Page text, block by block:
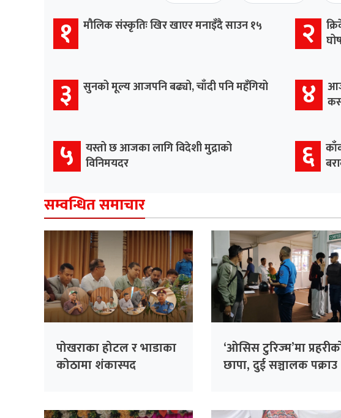
१ मौलिक संस्कृतिः खिर खाएर मनाइँदै साउन १५ २
३ सुनको मूल्य आजपनि बढ्यो, चाँदी पनि महँगियो ४
५
यस्तो छ आजका लागि विदेशी मुद्राको
विनिमयदर
६
सम्वन्धित समाचार
पोखराका होटल र भाडाका
कोठामा शंकास्पद
‘ओसिस टुरिज्म’मा
छापा, दुई सञ्चालक पक्राउ